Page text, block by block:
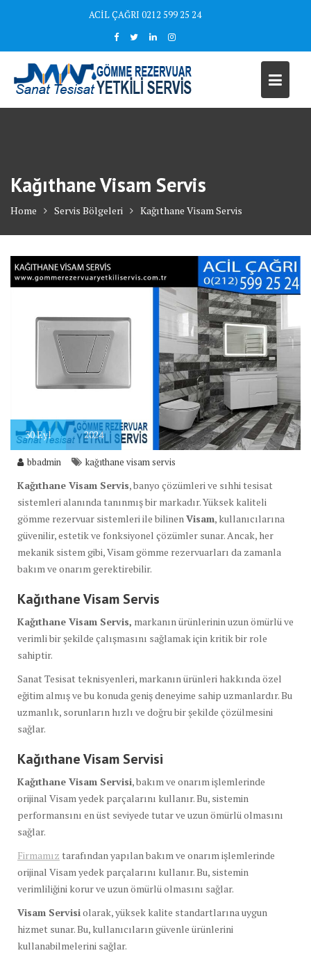
ACİL ÇAĞRI 0212 599 25 24
Kağıthane Visam Servis
Home Servis Bölgeleri Kağıthane Visam Servis
30Eyl 2024
bbadmin kağıthane visam servis
Kağıthane Visam Servis, banyo çözümleri ve sıhhi tesisat
sistemleri alanında tanınmış bir markadır. Yüksek kaliteli
gömme rezervuar sistemleri ile bilinen Visam, kullanıcılarına
güvenilir, estetik ve fonksiyonel çözümler sunar. Ancak, her
mekanik sistem gibi, Visam gömme rezervuarları da zamanla
bakım ve onarım gerektirebilir.
Kağıthane Visam Servis
Kağıthane Visam Servis, markanın ürünlerinin uzun ömürlü ve
verimli bir şekilde çalışmasını sağlamak için kritik bir role
sahiptir.
Sanat Tesisat teknisyenleri, markanın ürünleri hakkında özel
eğitim almış ve bu konuda geniş deneyime sahip uzmanlardır. Bu
uzmanlık, sorunların hızlı ve doğru bir şekilde çözülmesini
sağlar.
Kağıthane Visam Servisi
Kağıthane Visam Servisi, bakım ve onarım işlemlerinde
orijinal Visam yedek parçalarını kullanır. Bu, sistemin
performansını en üst seviyede tutar ve uzun ömürlü olmasını
sağlar.
Firmamız tarafından yapılan bakım ve onarım işlemlerinde
orijinal Visam yedek parçalarını kullanır. Bu, sistemin
verimliliğini korur ve uzun ömürlü olmasını sağlar.
Visam Servisiolarak, yüksek kalite standartlarına uygun
hizmet sunar. Bu, kullanıcıların güvenle ürünlerini
kullanabilmelerini sağlar.